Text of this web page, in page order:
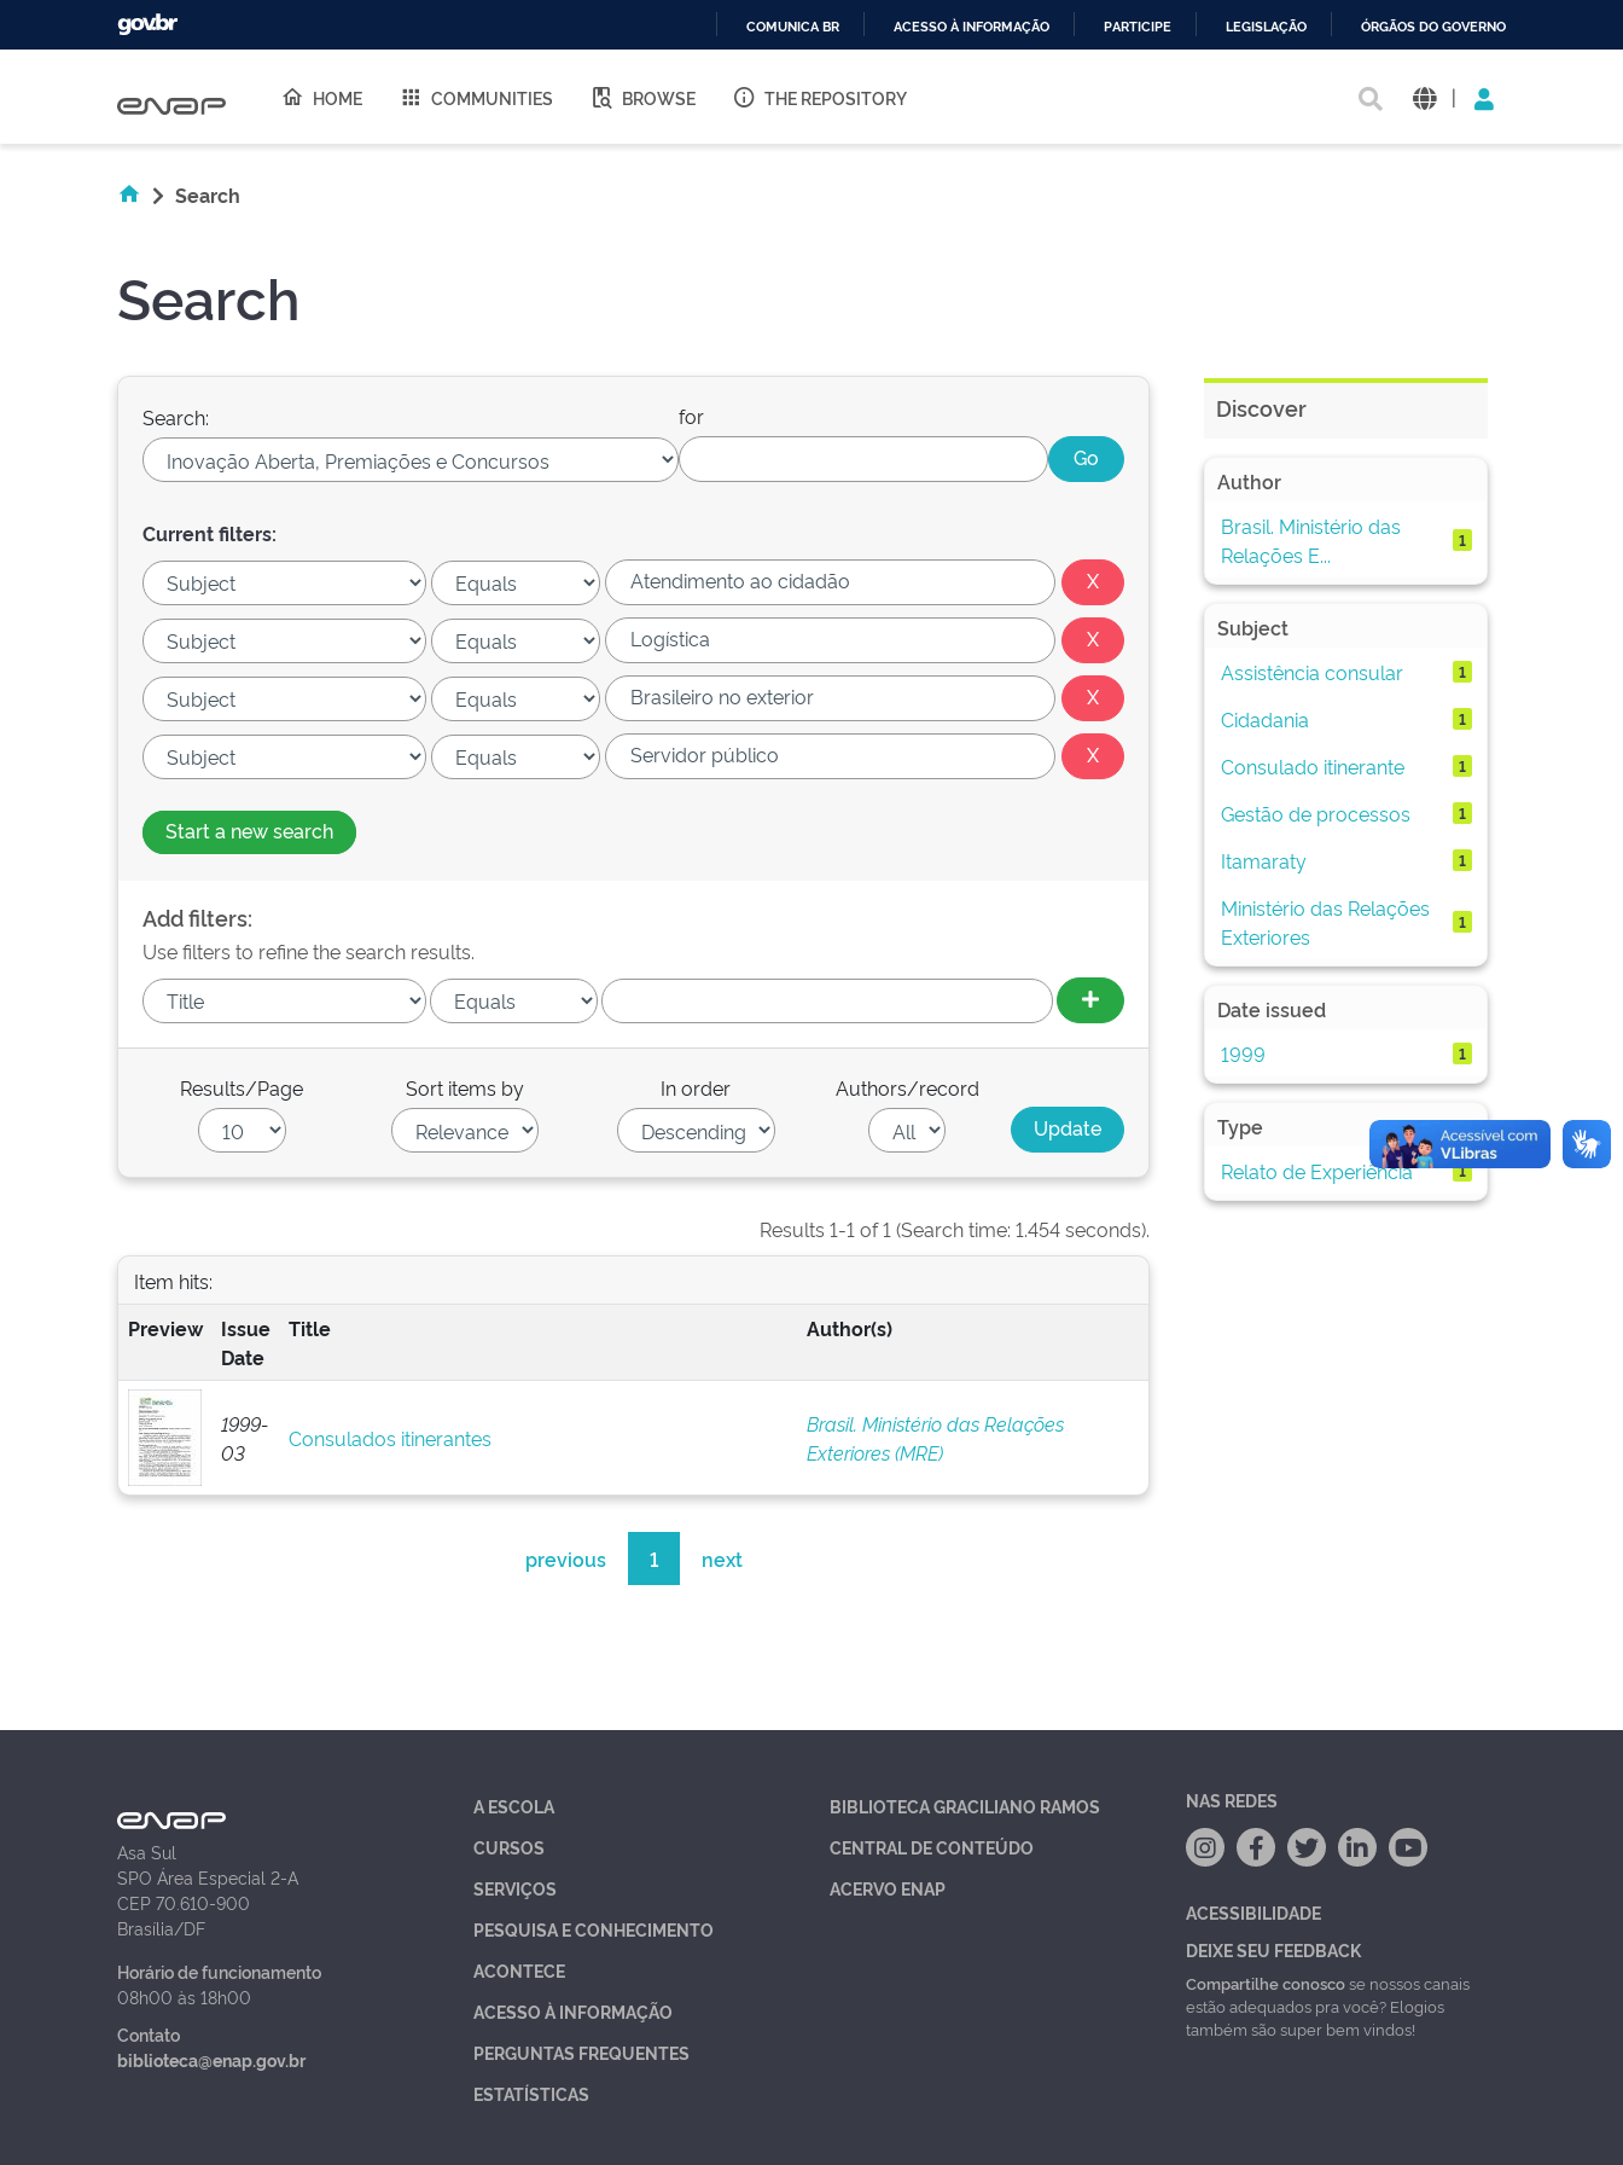
O
COMUNICA BR ACESSO À INFORMAÇÃO PARTICIPE LEGISLAÇÃO ÓRGÃOS DO GOVERNO
HOME COMMUNITIES BROWSE THE REPOSITORY |
Search
Search
Search: for
Current filters:
Start a new search
Add filters:
Use filters to refine the search results.
Results/Page Sort items by In order Authors/record
Results 1-1 of 1 (Search time: 1.454 seconds).
Item hits:
Preview
Issue
Date
Title Author(s)
1999-
03
Consulados itinerantes
Brasil. Ministério das Relações
Exteriores (MRE)
previous 1 next
Discover
Author
Brasil. Ministério das
Relações E...
1
Subject
Assistência consular
1
Cidadania 1
Consulado itinerante 1
Gestão de processos 1
Itamaraty 1
Ministério das Relações
Exteriores
1
Date issued
1999
1
Type
Relato de Experiência
1
Asa Sul
SPO Área Especial 2-A
CEP 70.610-900
Brasília/DF
Horário de funcionamento
08h00 às 18h00
Contato
biblioteca@enap.gov.br
A ESCOLA
CURSOS
SERVIÇOS
PESQUISA E CONHECIMENTO
ACONTECE
ACESSO À INFORMAÇÃO
PERGUNTAS FREQUENTES
ESTATÍSTICAS
BIBLIOTECA GRACILIANO RAMOS
CENTRAL DE CONTEÚDO
ACERVO ENAP
NAS REDES
ACESSIBILIDADE
DEIXE SEU FEEDBACK
Compartilhe conoscose nossos canais
estão adequados pra você? Elogios
também são super bem vindos!